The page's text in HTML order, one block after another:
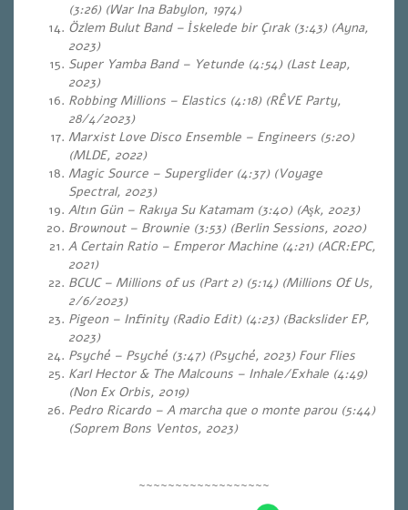
(3:26) (War Ina Babylon, 1974)
Özlem Bulut Band – İskelede bir Çırak (3:43) (Ayna,
2023)
Super Yamba Band – Yetunde (4:54) (Last Leap,
2023)
Robbing Millions – Elastics (4:18)(RÊVE Party,
28/4/2023)
Marxist Love Disco Ensemble – Engineers (5:20)
(MLDE, 2022)
Magic Source – Superglider (4:37)(Voyage
Spectral, 2023)
Altın Gün – Rakıya Su Katamam (3:40)(Aşk, 2023)
Brownout – Brownie (3:53)(Berlin Sessions, 2020)
A Certain Ratio – Emperor Machine (4:21) (ACR:EPC,
2021)
BCUC – Millions of us (Part 2) (5:14)(Millions Of Us,
2/6/2023)
Pigeon – Infinity (Radio Edit) (4:23)(Backslider EP,
2023)
Psyché – Psyché (3:47)(Psyché, 2023) Four Flies
Karl Hector & The Malcouns – Inhale/Exhale (4:49)
(Non Ex Orbis, 2019)
Pedro Ricardo – A marcha que o monte parou (5:44)
(Soprem Bons Ventos, 2023)
~~~~~~~~~~~~~~~~~~